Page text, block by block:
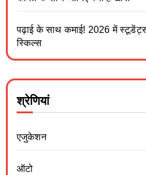
पढ़ाई के साथ कमाई! 2026 में
स्किल्स
श्रेणियां
एजुकेशन
ऑटो